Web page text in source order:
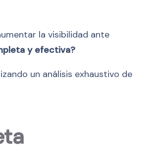
la visibilidad ante
y efectiva?
un análisis exhaustivo de